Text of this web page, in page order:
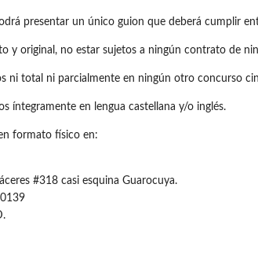
presentar un único guion que deberá cumplir
y original, no estar sujetos a ningún contrato de
ni total ni parcialmente en ningún otro concurso
íntegramente en lengua castellana y/o inglés.
formato físico en:
#318 casi esquina Guarocuya.